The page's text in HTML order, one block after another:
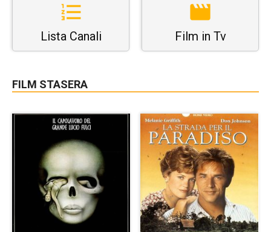
Lista Canali Film in Tv
FILM STASERA